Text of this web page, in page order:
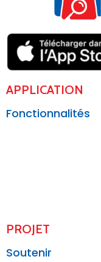
APPLICATION
Fonctionnalités
PROJET
Soutenir